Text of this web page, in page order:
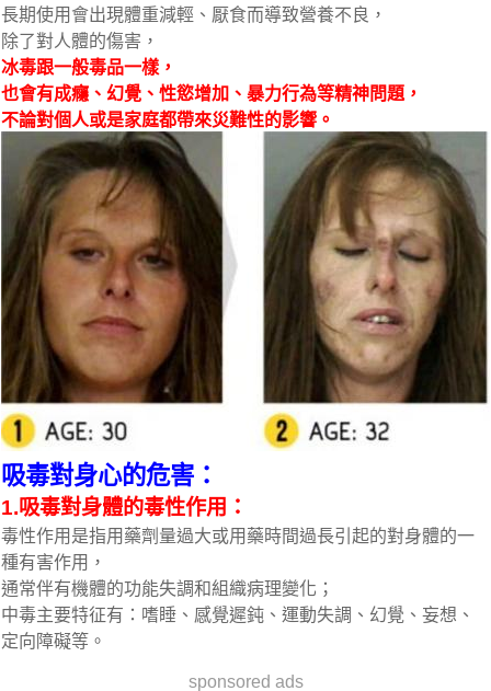
長期使用會出現體重減輕、厭食而導致營養不良，
除了對人體的傷害，
冰毒跟一般毒品一樣，
也會有成癮、幻覺、性慾增加、暴力行為等精神問題，
不論對個人或是家庭都帶來災難性的影響。
吸毒對身心的危害：
1.吸毒對身體的毒性作用：
毒性作用是指用藥劑量過大或用藥時間過長引起的對身體的一
種有害作用，
通常伴有機體的功能失調和組織病理變化；
中毒主要特征有：嗜睡、感覺遲鈍、運動失調、幻覺、妄想、
定向障礙等。
sponsored ads